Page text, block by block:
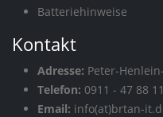
Batteriehinweise
Kontakt
Adresse: Peter-
Telefon: 0911 - 47 88
Email: info(at)brtan-